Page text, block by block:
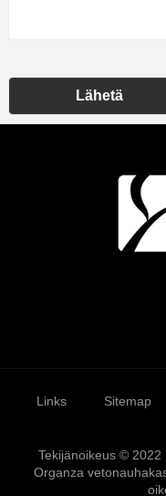
Lähetä
Links Sitemap
Tekijänoikeus © 2022
Organza